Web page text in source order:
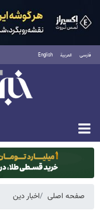
فارسی العربية English
دوشنبه ۱۹ مرداد ۱۴۰۵
صفحه اصلی اخبار دین